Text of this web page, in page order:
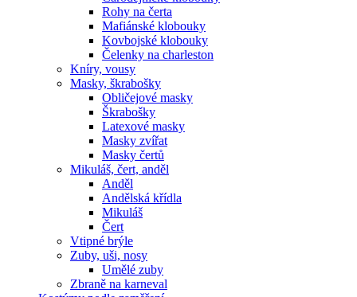
Rohy na čerta
Mafiánské klobouky
Kovbojské klobouky
Čelenky na charleston
Kníry, vousy
Masky, škrabošky
Obličejové masky
Škrabošky
Latexové masky
Masky zvířat
Masky čertů
Mikuláš, čert, anděl
Anděl
Andělská křídla
Mikuláš
Čert
Vtipné brýle
Zuby, uši, nosy
Umělé zuby
Zbraně na karneval